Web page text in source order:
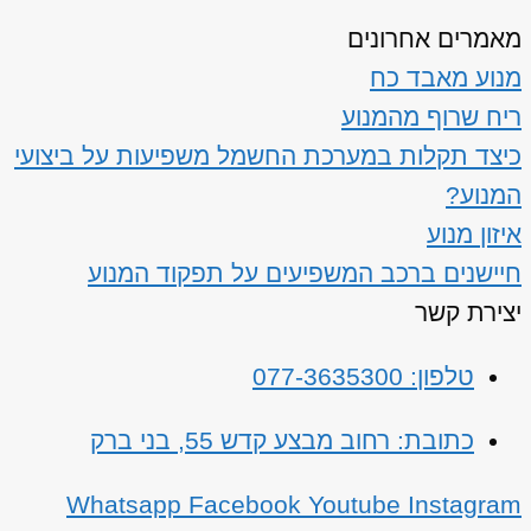
מאמרים אחרונים
מנוע מאבד כח
ריח שרוף מהמנוע
כיצד תקלות במערכת החשמל משפיעות על ביצועי
המנוע?
איזון מנוע
חיישנים ברכב המשפיעים על תפקוד המנוע
יצירת קשר
טלפון: 077-3635300
כתובת: רחוב מבצע קדש 55, בני ברק
Whatsapp Facebook Youtube Instagram